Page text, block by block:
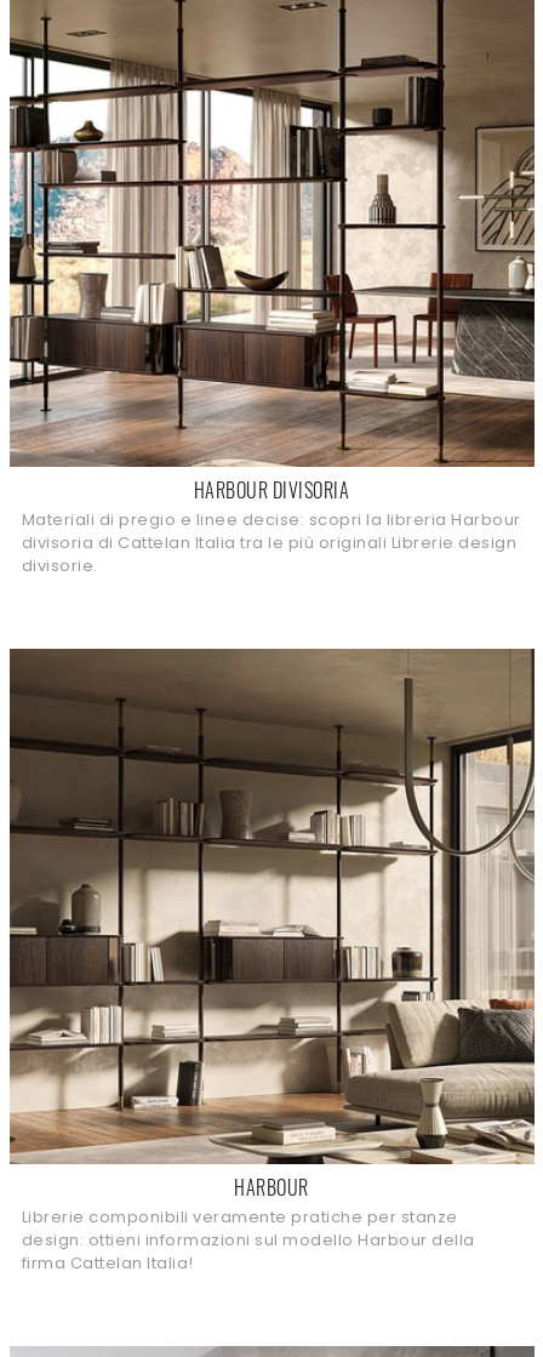
HARBOUR DIVISORIA
Materiali di pregio e linee decise: scopri la libreria Harbour
divisoria di Cattelan Italia tra le più originali Librerie design
divisorie.
HARBOUR
Librerie componibili veramente pratiche per stanze
design: ottieni informazioni sul modello Harbour della
firma Cattelan Italia!